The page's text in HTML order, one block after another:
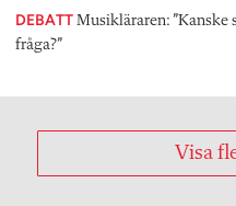
DEBATT Musikläraren: ”Kanske
fråga?”
Visa